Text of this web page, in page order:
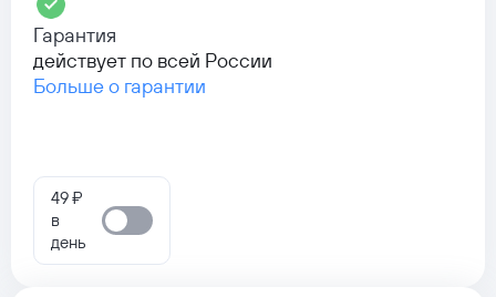
Гарантия
действует по всей России
Больше о гарантии
49 ₽
в
день